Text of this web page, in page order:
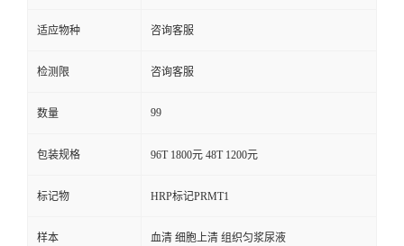
适应物种 咨询客服
检测限 咨询客服
数量 99
包装规格 96T 1800元 48T 1200元
标记物 HRP标记PRMT1
样本 血清 细胞上清 组织匀浆尿液